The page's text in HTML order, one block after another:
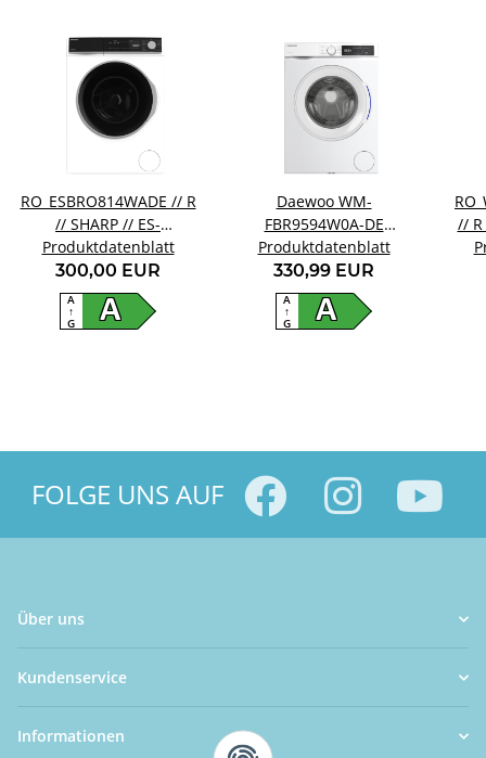
RO_ESBRO814WADE // R
// SHARP // ES-
BRO814WA-DE
Produktdatenblatt
300,00 EUR
A
A
↑
G
Daewoo WM-
FBR9594W0A-DE
Waschmaschine
Produktdatenblatt
330,99 EUR
A
A
↑
G
// R
FOLGE UNS AUF
Über uns
Kundenservice
Informationen